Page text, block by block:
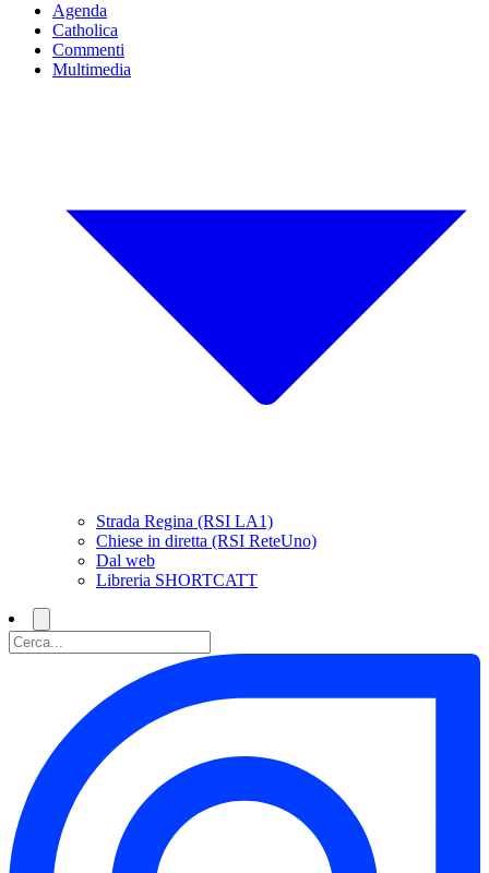
Agenda
Catholica
Commenti
Multimedia
Strada Regina (RSI LA1)
Chiese in diretta (RSI ReteUno)
Dal web
Libreria SHORTCATT